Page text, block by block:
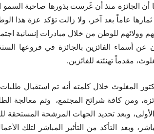
أن الجائزة منذ أن غَرست بذورها صاحبة السمو
عاماً بعد آخر، ولا زالت تؤكد عزة هذا
وولائهم للوطن من خلال مبادرات إنسانية
عن أسماء الفائزين بالجائزة في فروعها
مقدماً تهنئته للفائزين.
ومن كافة شرائح المجتمع، وتم معالجة
وبعد تحديد الجهات المرشحة المستحقة
وبعد التأكد من التأثير المباشر لتلك